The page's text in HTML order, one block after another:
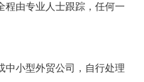
程由专业人士跟踪，任何一
中小型外贸公司，自行处理